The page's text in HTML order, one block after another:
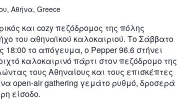
Αθήνα, Greece
και cozy πεζόδρομος της πόλης
του αθηναϊκού καλοκαιριού. Το Σάββατο
18:00 το απόγευμα, ο Pepper 96.6 στήνει
καλοκαιρινό πάρτι στον πεζόδρομο της
τους Αθηναίους και τους επισκέπτες
open-air gathering γεμάτο ρυθμό, δροσερά
είσοδο.